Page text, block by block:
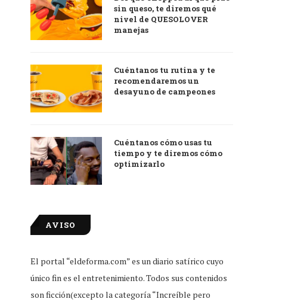
sin queso, te diremos qué
nivel de QUESOLOVER
manejas
Cuéntanos tu rutina y te
recomendaremos un
desayuno de campeones
Cuéntanos cómo usas tu
tiempo y te diremos cómo
optimizarlo
AVISO
El portal “eldeforma.com” es un diario satírico cuyo
único fin es el entretenimiento. Todos sus contenidos
son ficción(excepto la categoría “Increíble pero